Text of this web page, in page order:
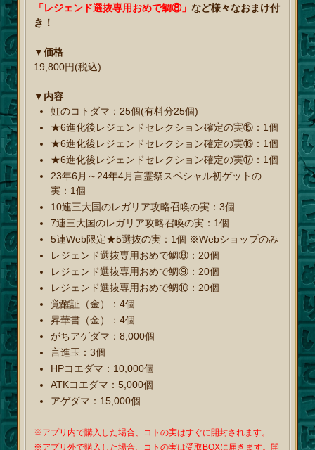
「レジェンド選抜専用おめで鯛⑧」など様々なおまけ付
き！
▼価格
19,800円(税込)
▼内容
虹のコトダマ：25個(有料分25個)
★6進化後レジェンドセレクション確定の実⑮：1個
★6進化後レジェンドセレクション確定の実⑯：1個
★6進化後レジェンドセレクション確定の実⑰：1個
23年6月～24年4月言霊祭スペシャル初ゲットの
実：1個
10連三大国のレガリア攻略召喚の実：3個
7連三大国のレガリア攻略召喚の実：1個
5連Web限定★5選抜の実：1個 ※Webショップのみ
レジェンド選抜専用おめで鯛⑧：20個
レジェンド選抜専用おめで鯛⑨：20個
レジェンド選抜専用おめで鯛⑩：20個
覚醒証（金）：4個
昇華書（金）：4個
がちアゲダマ：8,000個
言進玉：3個
HPコエダマ：10,000個
ATKコエダマ：5,000個
アゲダマ：15,000個
※アプリ内で購入した場合、コトの実はすぐに開封されます。
※アプリ外で購入した場合、コトの実は受取BOXに届きます。開